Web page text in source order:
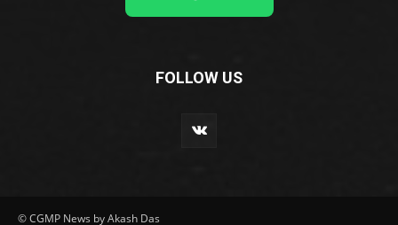
FOLLOW US
© CGMP News by Akash Das